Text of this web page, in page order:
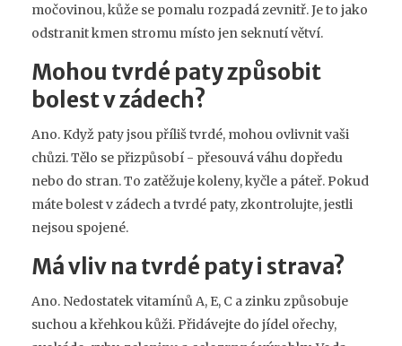
močovinou, kůže se pomalu rozpadá zevnitř. Je to jako
odstranit kmen stromu místo jen seknutí větví.
Mohou tvrdé paty způsobit
bolest v zádech?
Ano. Když paty jsou příliš tvrdé, mohou ovlivnit vaši
chůzi. Tělo se přizpůsobí - přesouvá váhu dopředu
nebo do stran. To zatěžuje koleny, kyčle a páteř. Pokud
máte bolest v zádech a tvrdé paty, zkontrolujte, jestli
nejsou spojené.
Má vliv na tvrdé paty i strava?
Ano. Nedostatek vitamínů A, E, C a zinku způsobuje
suchou a křehkou kůži. Přidávejte do jídel ořechy,